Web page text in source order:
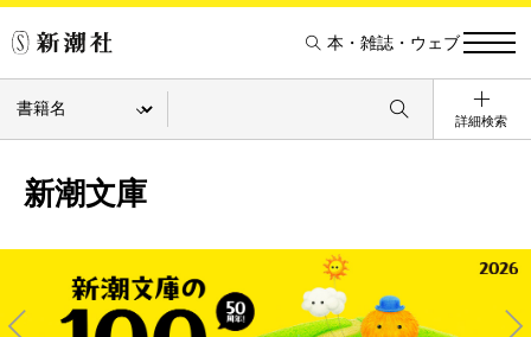
本・雑誌・ウェブ
詳細検索
新潮文庫